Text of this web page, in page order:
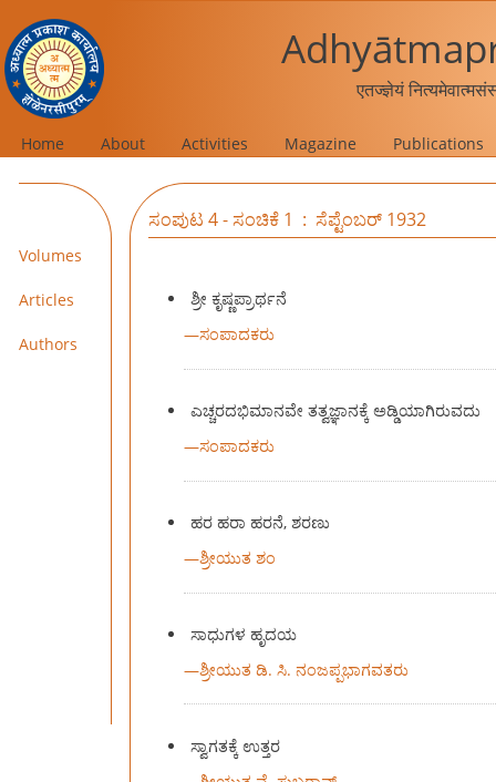
एतज्ज्ञेयं
Home About Activities Magazine Publications
Volumes
Articles
Authors
ಸಂಪುಟ 4 - ಸಂಚಿಕೆ 1 : ಸೆಪ್ಟೆಂಬರ್ 1932
ಶ್ರೀ ಕೃಷ್ಣಪ್ರಾರ್ಥನೆ
—ಸಂಪಾದಕರು
ಎಚ್ಚರದಭಿಮಾನವೇ ತತ್ವಜ್ಞಾನಕ್ಕೆ ಅಡ್ಡಿಯಾಗಿರುವದು
—ಸಂಪಾದಕರು
ಹರ ಹರಾ ಹರನೆ, ಶರಣು
—ಶ್ರೀಯುತ ಶಂ
ಸಾಧುಗಳ ಹೃದಯ
—ಶ್ರೀಯುತ ಡಿ. ಸಿ. ನಂಜಪ್ಪಭಾಗವತರು
ಸ್ವಾಗತಕ್ಕೆ ಉತ್ತರ